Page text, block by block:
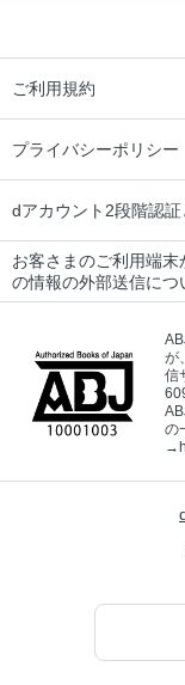
ご利用規約
プライバシーポリシー
dアカウント2段階認証
お客さまのご利用端末
の情報の外部送信につ
が
信
の
→